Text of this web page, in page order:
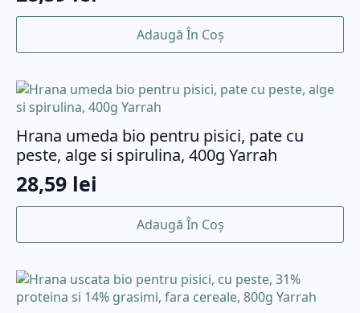
Adaugă În Coș
Hrana umeda bio pentru pisici, pate cu
peste, alge si spirulina, 400g Yarrah
28,59 lei
Adaugă În Coș